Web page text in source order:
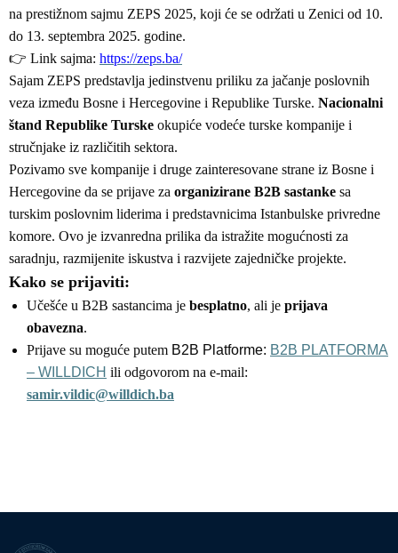
na prestižnom sajmu ZEPS 2025, koji će se održati u Zenici od 10.
do 13. septembra 2025. godine.
👉 Link sajma: https://zeps.ba/
Sajam ZEPS predstavlja jedinstvenu priliku za jačanje poslovnih
veza između Bosne i Hercegovine i Republike Turske. Nacionalni
štand Republike Turske okupiće vodeće turske kompanije i
stručnjake iz različitih sektora.
Pozivamo sve kompanije i druge zainteresovane strane iz Bosne i
Hercegovine da se prijave za organizirane B2B sastanke sa
turskim poslovnim liderima i predstavnicima Istanbulske privredne
komore. Ovo je izvanredna prilika da istražite mogućnosti za
saradnju, razmijenite iskustva i razvijete zajedničke projekte.
Kako se prijaviti:
Učešće u B2B sastancima je besplatno, ali je prijava
obavezna.
Prijave su moguće putem B2B Platforme: B2B PLATFORMA
– WILLDICH ili odgovorom na e-mail:
samir.vildic@willdich.ba